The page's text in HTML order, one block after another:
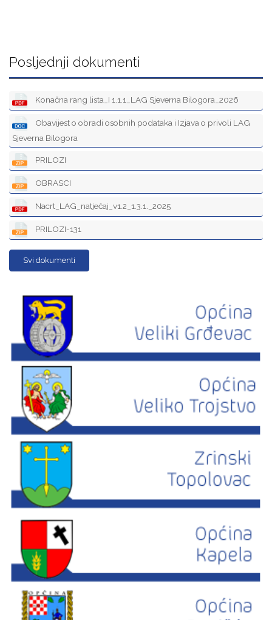
Posljednji dokumenti
Konačna rang lista_I 1.1.1_LAG Sjeverna Bilogora_2026
Obavijest o obradi osobnih podataka i Izjava o privoli LAG
Sjeverna Bilogora
PRILOZI
OBRASCI
Nacrt_LAG_natječaj_v1.2_1.3.1._2025
PRILOZI-131
Svi dokumenti